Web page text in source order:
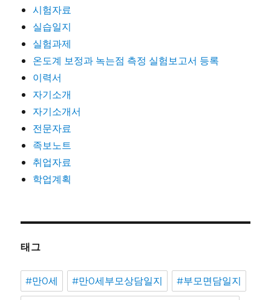
시험자료
실습일지
실험과제
온도계 보정과 녹는점 측정 실험보고서 등록
이력서
자기소개
자기소개서
전문자료
족보노트
취업자료
학업계획
태그
#만0세 #만0세부모상담일지 #부모면담일지